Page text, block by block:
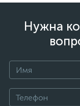
Нужна